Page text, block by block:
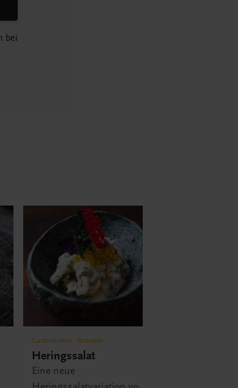
bei
Gastronomie - Rezepte
Heringssalat
Eine neue